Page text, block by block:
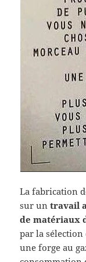
La fabrication
sur untravail
de matériaux
par la sélection
une forge au